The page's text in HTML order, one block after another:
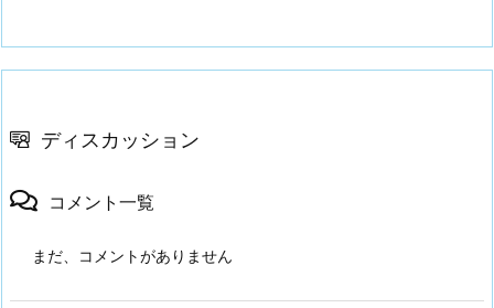
ディスカッション
コメント一覧
まだ、コメントがありません